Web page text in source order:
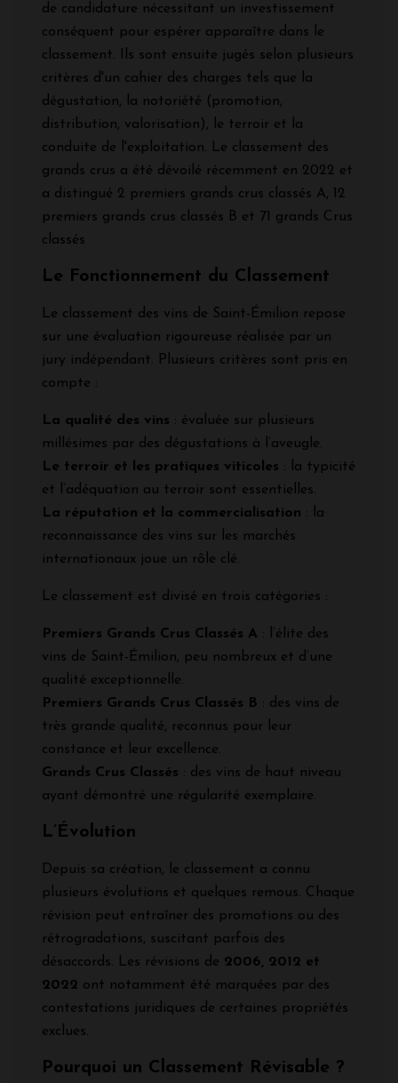
de candidature nécessitant un investissement
conséquent pour espérer apparaître dans le
classement. Ils sont ensuite jugés selon plusieurs
critères d'un cahier des charges tels que la
dégustation, la notoriété (promotion,
distribution, valorisation), le terroir et la
conduite de l'exploitation. Le classement des
grands crus a été dévoilé récemment en 2022 et
a distingué 2 premiers grands crus classés A, 12
premiers grands crus classés B et 71 grands Crus
classés
Le Fonctionnement du Classement
Le classement des vins de Saint-Émilion repose
sur une évaluation rigoureuse réalisée par un
jury indépendant. Plusieurs critères sont pris en
compte :
La qualité des vins : évaluée sur plusieurs
millésimes par des dégustations à l’aveugle.
Le terroir et les pratiques viticoles : la typicité
et l’adéquation au terroir sont essentielles.
La réputation et la commercialisation : la
reconnaissance des vins sur les marchés
internationaux joue un rôle clé.
Le classement est divisé en trois catégories :
Premiers Grands Crus Classés A : l’élite des
vins de Saint-Émilion, peu nombreux et d’une
qualité exceptionnelle.
Premiers Grands Crus Classés B : des vins de
très grande qualité, reconnus pour leur
constance et leur excellence.
Grands Crus Classés : des vins de haut niveau
ayant démontré une régularité exemplaire.
L’Évolution
Depuis sa création, le classement a connu
plusieurs évolutions et quelques remous. Chaque
révision peut entraîner des promotions ou des
rétrogradations, suscitant parfois des
désaccords. Les révisions de 2006, 2012 et
2022 ont notamment été marquées par des
contestations juridiques de certaines propriétés
exclues.
Pourquoi un Classement Révisable ?